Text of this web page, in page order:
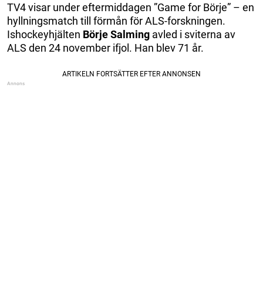
TV4 visar under eftermiddagen ”Game for Börje” – en
hyllningsmatch till förmån för ALS-forskningen.
Ishockeyhjälten Börje Salming avled i sviterna av
ALS den 24 november ifjol. Han blev 71 år.